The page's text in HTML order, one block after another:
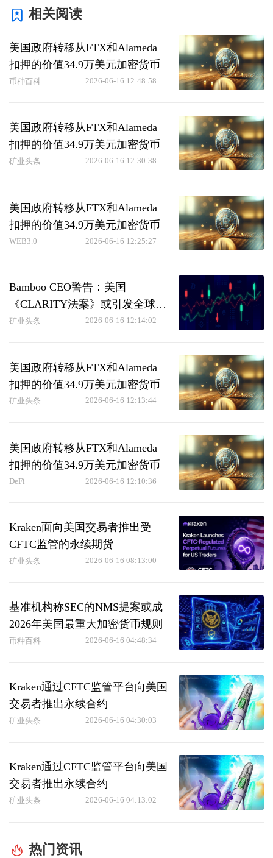
相关阅读
美国政府转移从FTX和Alameda
扣押的价值34.9万美元加密货币
币种百科 2026-06-16 12:48:58
美国政府转移从FTX和Alameda
扣押的价值34.9万美元加密货币
矿业头条 2026-06-16 12:30:38
美国政府转移从FTX和Alameda
扣押的价值34.9万美元加密货币
WEB3.0 2026-06-16 12:25:27
Bamboo CEO警告：美国
《CLARITY法案》或引发全球加
密货币监管变革
矿业头条 2026-06-16 12:14:02
美国政府转移从FTX和Alameda
扣押的价值34.9万美元加密货币
矿业头条 2026-06-16 12:13:44
美国政府转移从FTX和Alameda
扣押的价值34.9万美元加密货币
DeFi 2026-06-16 12:10:36
Kraken面向美国交易者推出受
CFTC监管的永续期货
矿业头条 2026-06-16 08:13:00
基准机构称SEC的NMS提案或成
2026年美国最重大加密货币规则
币种百科 2026-06-16 04:48:34
Kraken通过CFTC监管平台向美国
交易者推出永续合约
矿业头条 2026-06-16 04:30:03
Kraken通过CFTC监管平台向美国
交易者推出永续合约
矿业头条 2026-06-16 04:13:02
热门资讯